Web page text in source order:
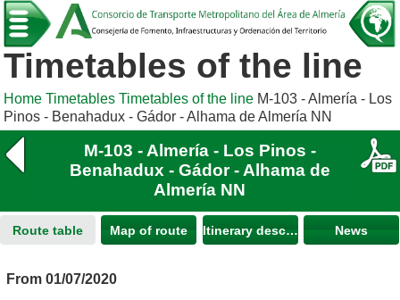
Timetables of the line
Home Timetables Timetables of the line M-103 - Almería - Los
Pinos - Benahadux - Gádor - Alhama de Almería NN
M-103 - Almería - Los Pinos -
Benahadux - Gádor - Alhama de
Almería NN
Route table Map of route Itinerary description News
From 01/07/2020